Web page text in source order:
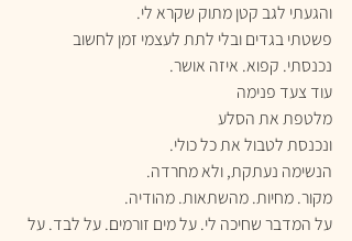
והגעתי לגב קטן מתוק שקרא לי.
פשטתי בגדים ובלי לתת לעצמי זמן לחשוב
נכנסתי. קפוא. איזה אושר.
עוד צעד פנימה
מלטפת את הסלע
ונכנסת לטבול את כל כולי.
הנשימה נעתקת, ולא מחרדה.
מקור. מחיות. מהשתאות. מהודיה.
על המדבר שחיכה לי. על מים זורמים. על לבד. על